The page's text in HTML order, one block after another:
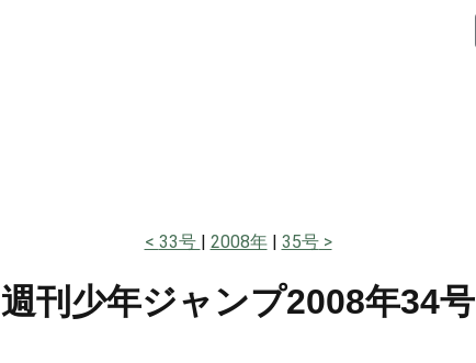
33号 2008年 35号
週刊少年ジャンプ2008年34号